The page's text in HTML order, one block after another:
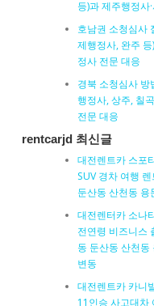
등)과 제주행정사
호남권 소청심사
제행정사, 완주
정사 전문 대응
경북 소청심사 방
행정사, 상주, 칠
전문 대응
rentcarjd 최신글
대전렌트카 스포
SUV 경차 여행
둔산동 산천동
대전렌터카 소나
전연령 비즈니스
동 둔산동 산천동
변동
대전렌트카 카니
11인승 사고대차